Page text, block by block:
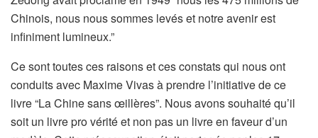
Chinois, nous nous sommes levés et notre avenir est
infiniment lumineux.”
Ce sont toutes ces raisons et ces constats qui nous ont
conduits avec Maxime Vivas à prendre l’initiative de ce
livre “La Chine sans œillères”. Nous avons souhaité qu’il
soit un livre pro vérité et non pas un livre en faveur d’un